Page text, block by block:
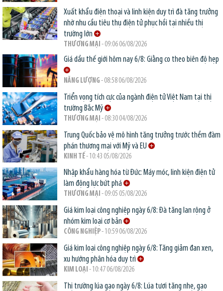
Xuất khẩu điện thoại và linh kiện duy trì đà tăng trưởng
nhờ nhu cầu tiêu thụ điện tử phục hồi tại nhiều thị
trường lớn
THƯƠNG MẠI - 09:06 06/08/2026
Giá dầu thế giới hôm nay 6/8: Giằng co theo biên độ hẹp
NĂNG LƯỢNG - 08:58 06/08/2026
Triển vọng tích cực của ngành điện tử Việt Nam tại thị
trường Bắc Mỹ
THƯƠNG MẠI - 08:30 04/08/2026
Trung Quốc bảo vệ mô hình tăng trưởng trước thềm đàm
phán thương mại với Mỹ và EU
KINH TẾ- 10:43 05/08/2026
Nhập khẩu hàng hóa từ Đức: Máy móc, linh kiện điện tử
làm động lực bứt phá
THƯƠNG MẠI - 09:05 05/08/2026
Giá kim loại công nghiệp ngày 6/8: Đà tăng lan rộng ở
nhóm kim loại cơ bản
CÔNG NGHIỆP- 10:59 06/08/2026
Giá kim loại công nghiệp ngày 6/8: Tăng giảm đan xen,
xu hướng phân hóa duy trì
KIM LOẠI - 10:47 06/08/2026
Thị trường lúa gạo ngày 6/8: Lúa tươi tăng nhẹ, gạo